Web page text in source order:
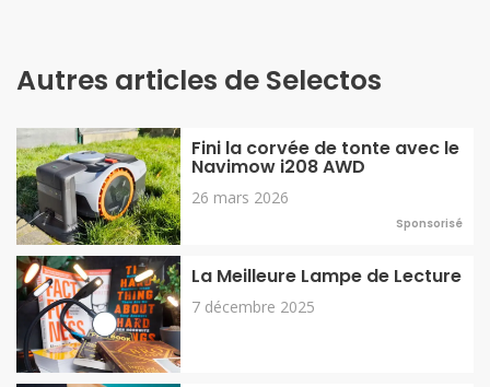
Autres articles de Selectos
Sponsorisé
Fini la corvée de tonte avec le
Navimow i208 AWD
26 mars 2026
La Meilleure Lampe de Lecture
7 décembre 2025